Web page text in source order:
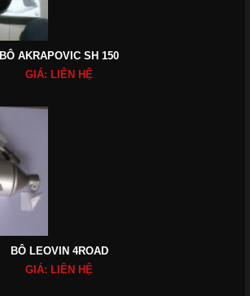
BÔ AKRAPOVIC SH 150
GIÁ: LIÊN HỆ
BÔ LEOVIN 4ROAD
GIÁ: LIÊN HỆ